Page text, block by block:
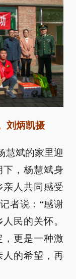
刘炳凯摄
慧斌的家里迎
，杨慧斌身
亲人共同感受
者说：“感谢
民的关怀。
更是一种激
人的希望，再